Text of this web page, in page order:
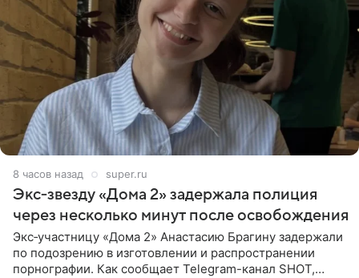
8 часов назад super.ru
Экс‑звезду «Дома 2» задержала полиция
через несколько минут после освобождения
Экс‑участницу «Дома 2» Анастасию Брагину задержали
по подозрению в изготовлении и распространении
порнографии. Как сообщает Telegram-канал SHOT,